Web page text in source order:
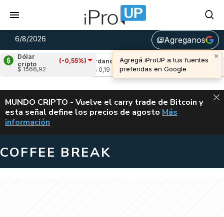
6/8/2026 library_addAgreganos
×
Agregá iProUP a tus fuentes
preferidas en Google
Dólar
cripto
(-0,55%)
$ 1566,92
Cardano (0,04%)
Avalanche
u$s 6,64
ALERTA
MUNDO CRIPTO - Vuelve el carry trade de Bitcoin y
esta señal define los precios de agosto VUELVE EL
Más
información
COFFEE BREAK